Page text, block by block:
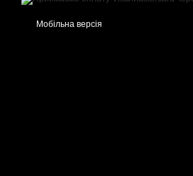
Мобільна версія